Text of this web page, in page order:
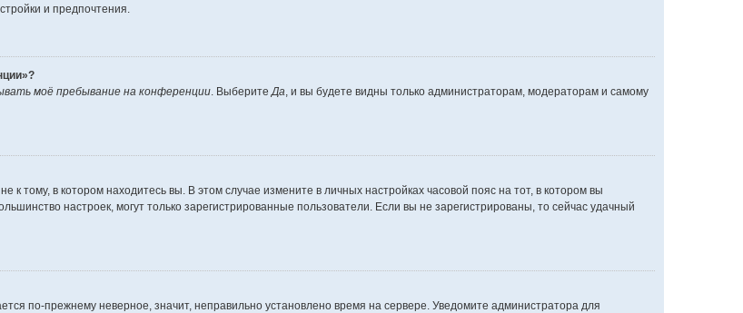
и предпочтения.
моё пребывание на конференции. ВыберитеДа, и вы будете видны только администраторам, модераторам и самому
к тому, в котором находитесь вы. В этом случае измените в личных настройках часовой пояс на тот, в котором вы
настроек, могут только зарегистрированные пользователи. Если вы не зарегистрированы, то сейчас удачный
по-прежнему неверное, значит, неправильно установлено время на сервере. Уведомите администратора для